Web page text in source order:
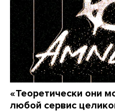
«Теоретически они
любой сервис